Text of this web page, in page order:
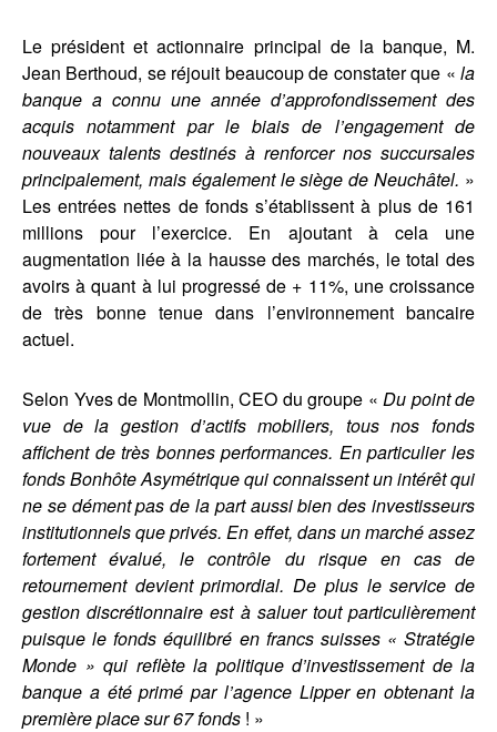
Le président et actionnaire principal de la banque, M.
Jean Berthoud, se réjouit beaucoup de constater que « la
banque a connu une année d’approfondissement des
acquis notamment par le biais de l’engagement de
nouveaux talents destinés à renforcer nos succursales
principalement, mais également le siège de Neuchâtel. »
Les entrées nettes de fonds s’établissent à plus de 161
millions pour l’exercice. En ajoutant à cela une
augmentation liée à la hausse des marchés, le total des
avoirs à quant à lui progressé de + 11%, une croissance
de très bonne tenue dans l’environnement bancaire
actuel.
Selon Yves de Montmollin, CEO du groupe « Du point de
vue de la gestion d’actifs mobiliers, tous nos fonds
affichent de très bonnes performances. En particulier les
fonds Bonhôte Asymétrique qui connaissent un intérêt qui
ne se dément pas de la part aussi bien des investisseurs
institutionnels que privés. En effet, dans un marché assez
fortement évalué, le contrôle du risque en cas de
retournement devient primordial. De plus le service de
gestion discrétionnaire est à saluer tout particulièrement
puisque le fonds équilibré en francs suisses « Stratégie
Monde » qui reflète la politique d’investissement de la
banque a été primé par l’agence Lipper en obtenant la
première place sur 67 fonds ! »